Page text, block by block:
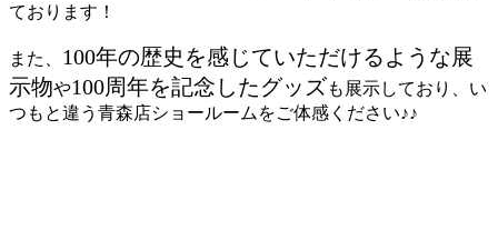
ております！
また、 100年の歴史を感じていただけるような展
示物や100周年を記念したグッズも展示しており、い
つもと違う青森店ショールームをご体感ください♪♪